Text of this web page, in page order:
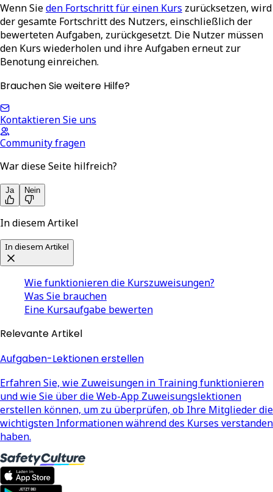
Wenn Sieden Fortschritt für einen Kurs zurücksetzen, wird
der gesamte Fortschritt des Nutzers, einschließlich der
bewerteten Aufgaben, zurückgesetzt. Die Nutzer müssen
den Kurs wiederholen und ihre Aufgaben erneut zur
Benotung einreichen.
Brauchen Sie weitere Hilfe?
Kontaktieren Sie uns
Community fragen
War diese Seite hilfreich?
Ja Nein
In diesem Artikel
In diesem Artikel
Wie funktionieren die Kurszuweisungen?
Was Sie brauchen
Eine Kursaufgabe bewerten
Relevante Artikel
Aufgaben-Lektionen erstellen
Erfahren Sie, wie Zuweisungen in Training funktionieren
und wie Sie über die Web-App Zuweisungslektionen
erstellen können, um zu überprüfen, ob Ihre Mitglieder die
wichtigsten Informationen während des Kurses verstanden
haben.